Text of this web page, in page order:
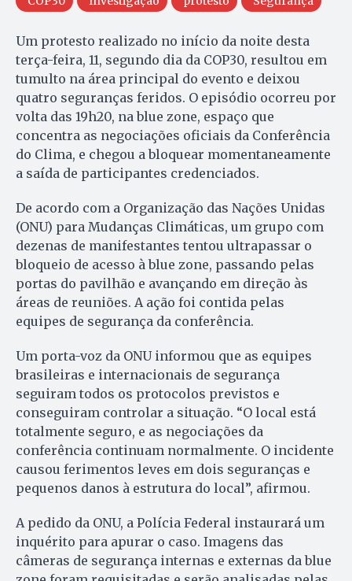
Um protesto realizado no início da noite desta
terça-feira, 11, segundo dia da COP30, resultou em
tumulto na área principal do evento e deixou
quatro seguranças feridos. O episódio ocorreu por
volta das 19h20, na blue zone, espaço que
concentra as negociações oficiais da Conferência
do Clima, e chegou a bloquear momentaneamente
a saída de participantes credenciados.
De acordo com a Organização das Nações Unidas
(ONU) para Mudanças Climáticas, um grupo com
dezenas de manifestantes tentou ultrapassar o
bloqueio de acesso à blue zone, passando pelas
portas do pavilhão e avançando em direção às
áreas de reuniões. A ação foi contida pelas
equipes de segurança da conferência.
Um porta-voz da ONU informou que as equipes
brasileiras e internacionais de segurança
seguiram todos os protocolos previstos e
conseguiram controlar a situação. “O local está
totalmente seguro, e as negociações da
conferência continuam normalmente. O incidente
causou ferimentos leves em dois seguranças e
pequenos danos à estrutura do local”, afirmou.
A pedido da ONU, a Polícia Federal instaurará um
inquérito para apurar o caso. Imagens das
câmeras de segurança internas e externas da blue